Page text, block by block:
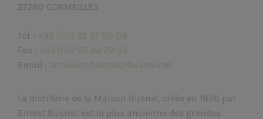
27260 CORMEILLES
Tél. :
Fax :
Email :
La distillerie de la Maison Busnel, créée en 1820 par
Ernest Busnel, est la plus ancienne des grandes